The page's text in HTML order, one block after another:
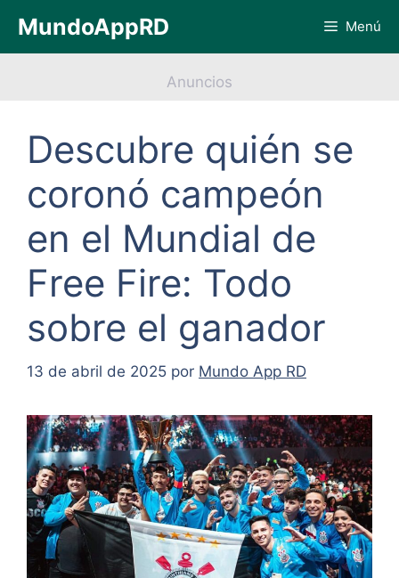
contenido
MundoAppRD Menú
Anuncios
Descubre quién se
coronó campeón
en el Mundial de
Free Fire: Todo
sobre el ganador
13 de abril de 2025 por Mundo App RD